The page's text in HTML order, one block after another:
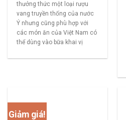
thưởng thức một loại rượu
vang truyền thống của nước
Ý nhưng cũng phù hợp với
các món ăn của Việt Nam có
thể dùng vào bữa khai vị
Giảm giá!